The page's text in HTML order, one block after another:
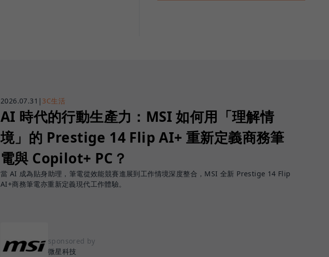
2026.07.31 | 3C生活
AI 時代的行動生產力：MSI 如何用「理解情
境」的 Prestige 14 Flip AI+ 重新定義商務筆
電與 Copilot+ PC？
當 AI 成為貼身助理，筆電從效能競賽進展到工作情境深度整合，MSI 全新 Prestige 14 Flip
AI+商務筆電亦重新定義現代工作體驗。
sponsored by
微星科技